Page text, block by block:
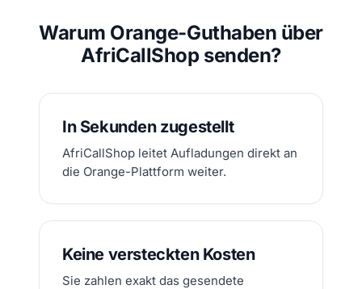
Warum Orange-Guthaben über
AfriCallShop senden?
In Sekunden zugestellt
AfriCallShop leitet Aufladungen direkt an
die Orange-Plattform weiter.
Keine versteckten Kosten
Sie zahlen exakt das gesendete